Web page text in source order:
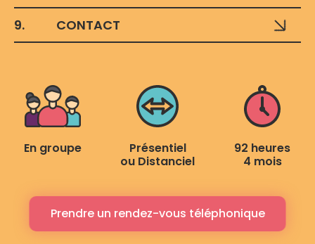
9.
CONTACT
En groupe
Présentiel
ou Distanciel
92 heures
4 mois
Prendre un rendez-vous téléphonique